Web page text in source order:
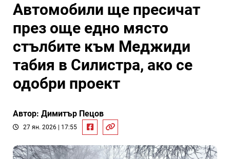
Автомобили ще пресичат
през още едно място
стълбите към Меджиди
табия в Силистра, ако се
одобри проект
Автор: Димитър Пецов
27 ян. 2026 | 17:55